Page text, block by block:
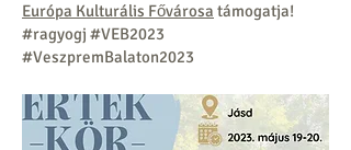
Európa Kulturális Fővárosa támogatja!
#ragyogj #VEB2023
#VeszpremBalaton2023